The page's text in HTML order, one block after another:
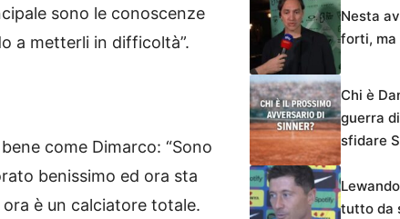
sono le conoscenze
a metterli in difficoltà”.
come Dimarco: “Sono
benissimo ed ora sta
è un calciatore totale.
Nesta
forti, ma
Chi è
guerra
sfidare
tutto da